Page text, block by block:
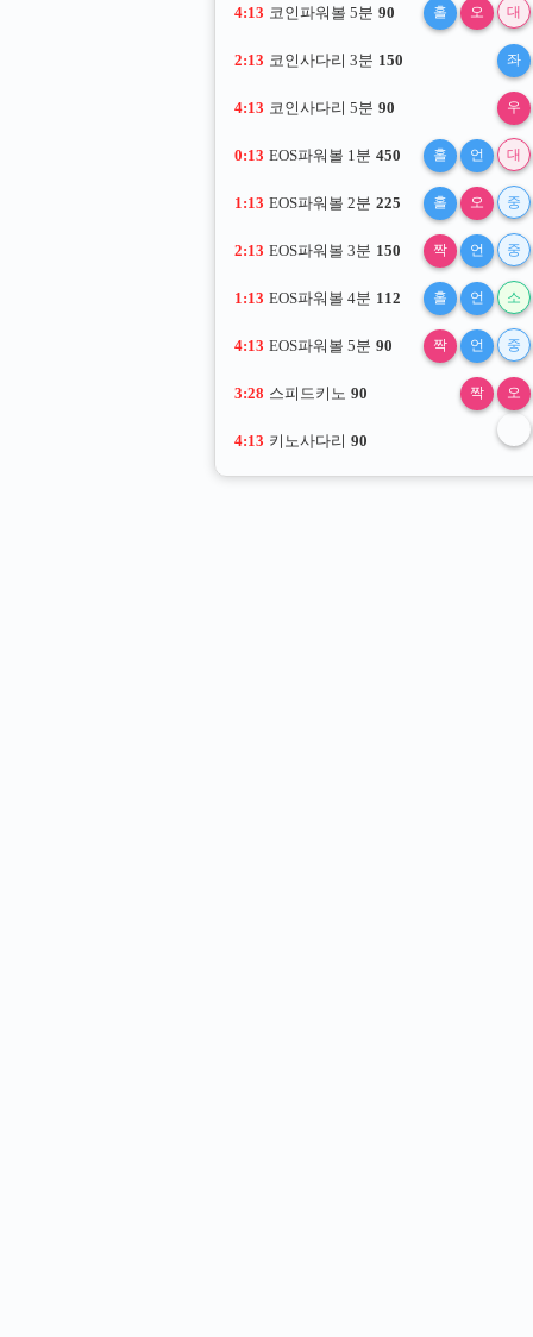
4:12 코인파워볼 5분 90 홀 오 대
2:12 코인사다리 3분 150 좌
4:12 코인사다리 5분 90 우
0:12 EOS파워볼 1분 450 홀 언 대
1:12 EOS파워볼 2분 225 홀 오 중
2:12 EOS파워볼 3분 150 짝 언 중
1:12 EOS파워볼 4분 112 홀 언 소
4:12 EOS파워볼 5분 90 짝 언 중
3:27 스피드키노 90 짝 오
4:12 키노사다리 90